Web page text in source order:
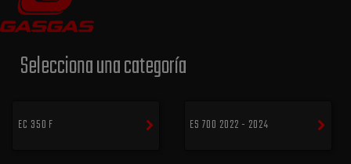
Selecciona una categoría
EC 350 F ES 700 2022 - 2024